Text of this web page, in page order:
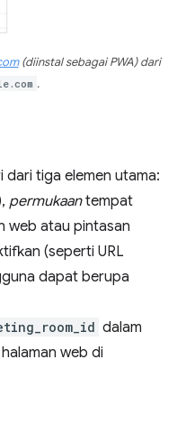
(diinstal sebagai PWA) dari
.
tiga elemen utama:
permukaantempat
web atau pintasan
(seperti URL
dapat berupa
dalam
web di